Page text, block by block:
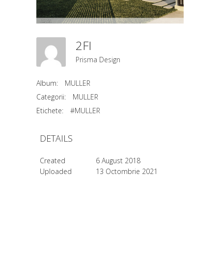
2FI
Prisma Design
Album:
MULLER
Categorii:
MULLER
Etichete:
#MULLER
DETAILS
Created
6 August 2018
Uploaded
13 Octombrie 2021